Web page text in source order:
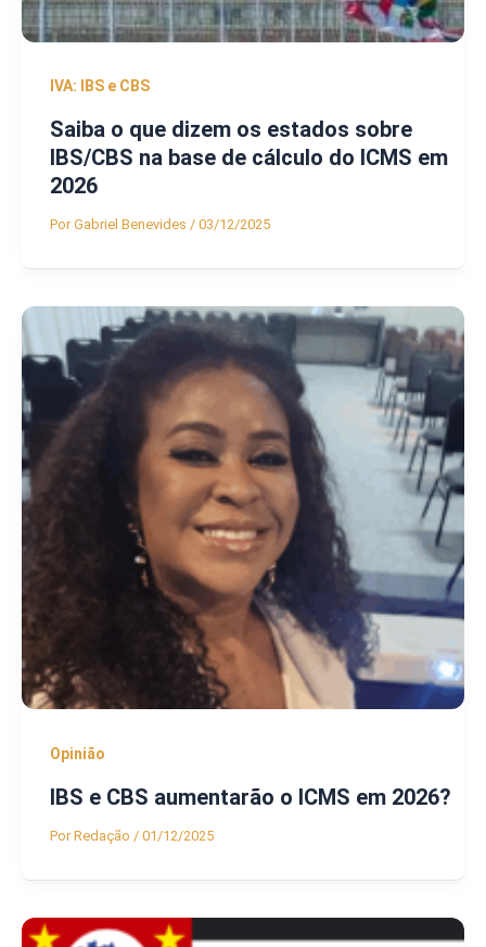
IVA: IBS e CBS
Saiba o que dizem os estados sobre
IBS/CBS na base de cálculo do ICMS em
2026
PorGabriel Benevides / 03/12/2025
Opinião
IBS e CBS aumentarão o ICMS em 2026?
PorRedação / 01/12/2025